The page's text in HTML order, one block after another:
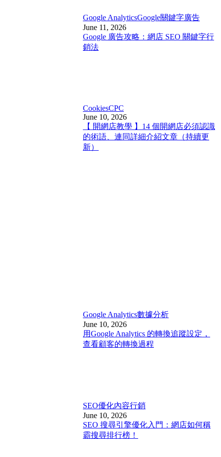
Google AnalyticsGoogle關鍵字廣告
June 11, 2026
Google 廣告攻略：網店 SEO 關鍵字行
銷法
CookiesCPC
June 10, 2026
【 開網店教學 】14 個開網店必須認識
的術語、連同詳細介紹文章（持續更
新）
Google Analytics數據分析
June 10, 2026
用Google Analytics 的轉換追蹤設定，
查看顧客的轉換過程
SEO優化內容行銷
June 10, 2026
SEO 搜尋引擎優化入門：網店如何稱
霸搜尋排行榜！